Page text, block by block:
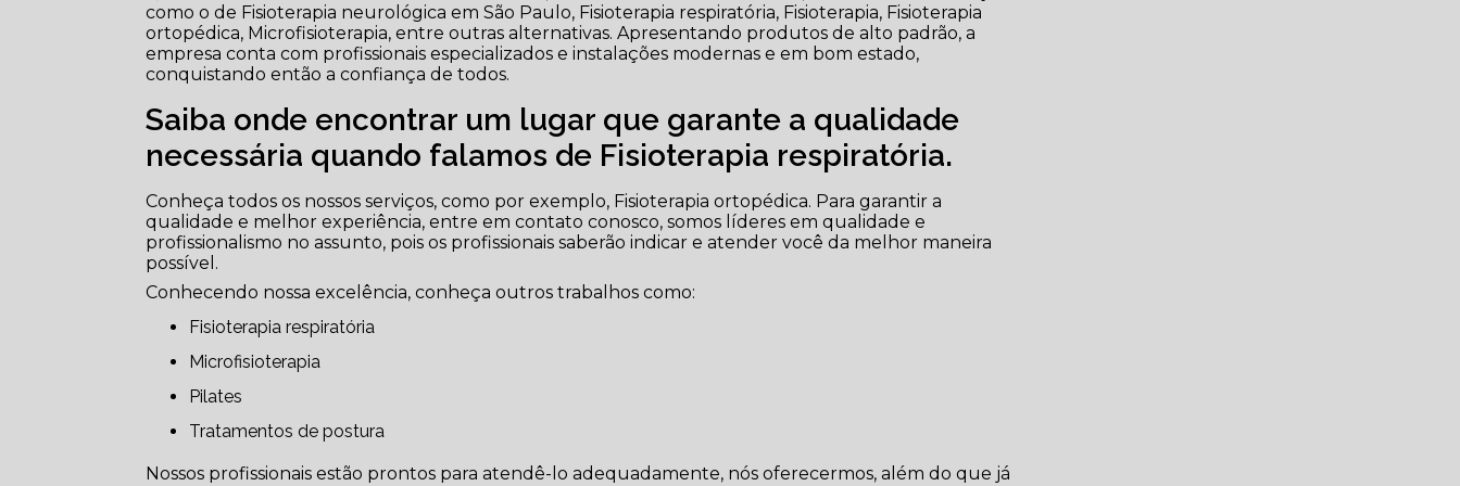
como o de Fisioterapia neurológica em São Paulo, Fisioterapia respiratória, Fisioterapia, Fisioterapia
ortopédica, Microfisioterapia, entre outras alternativas. Apresentando produtos de alto padrão, a
empresa conta com profissionais especializados e instalações modernas e em bom estado,
conquistando então a confiança de todos.
Saiba onde encontrar um lugar que garante a qualidade
necessária quando falamos de Fisioterapia respiratória.
Conheça todos os nossos serviços, como por exemplo, Fisioterapia ortopédica. Para garantir a
qualidade e melhor experiência, entre em contato conosco, somos líderes em qualidade e
profissionalismo no assunto, pois os profissionais saberão indicar e atender você da melhor maneira
possível.
Conhecendo nossa excelência, conheça outros trabalhos como:
Fisioterapia respiratória
Microfisioterapia
Pilates
Tratamentos de postura
Nossos profissionais estão prontos para atendê-lo adequadamente, nós oferecermos, além do que já